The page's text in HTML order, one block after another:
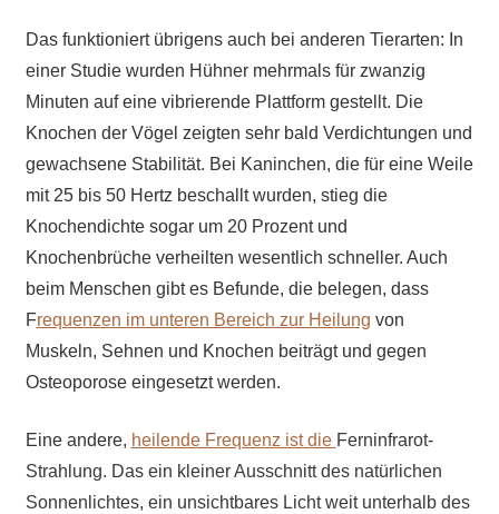
Das funktioniert übrigens auch bei anderen Tierarten: In
einer Studie wurden Hühner mehrmals für zwanzig
Minuten auf eine vibrierende Plattform gestellt. Die
Knochen der Vögel zeigten sehr bald Verdichtungen und
gewachsene Stabilität. Bei Kaninchen, die für eine Weile
mit 25 bis 50 Hertz beschallt wurden, stieg die
Knochendichte sogar um 20 Prozent und
Knochenbrüche verheilten wesentlich schneller. Auch
beim Menschen gibt es Befunde, die belegen, dass
Frequenzen im unteren Bereich zur Heilung von
Muskeln, Sehnen und Knochen beiträgt und gegen
Osteoporose eingesetzt werden.
Eine andere, heilende Frequenz ist die Ferninfrarot-
Strahlung. Das ein kleiner Ausschnitt des natürlichen
Sonnenlichtes, ein unsichtbares Licht weit unterhalb des